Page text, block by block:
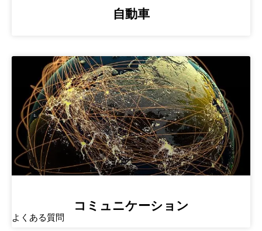
自動車
コミュニケーション
よくある質問